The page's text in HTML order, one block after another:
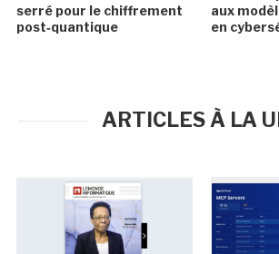
serré pour le chiffrement
post‑quantique
aux
en
ARTICLES À LA